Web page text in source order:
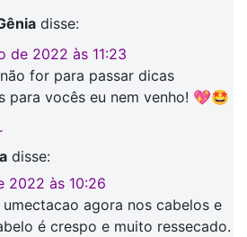
disse:
de 2022 às 11:23
for para passar dicas
para vocês eu nem venho! 💖🤩
disse:
2022 às 10:26
agora nos cabelos e
é crespo e muito ressecado.